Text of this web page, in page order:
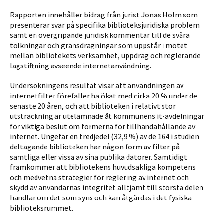
Rapporten innehåller bidrag från jurist Jonas Holm som
presenterar svar på specifika biblioteksjuridiska problem
samt en övergripande juridisk kommentar till de svåra
tolkningar och gränsdragningar som uppstår i mötet
mellan bibliotekets verksamhet, uppdrag och reglerande
lagstiftning avseende internetanvändning.
Undersökningens resultat visar att användningen av
internetfilter förefaller ha ökat med cirka 20 % under de
senaste 20 åren, och att biblioteken i relativt stor
utsträckning är utelämnade åt kommunens it-avdelningar
för viktiga beslut om formerna för tillhandahållande av
internet. Ungefär en tredjedel (32,9 %) av de 164 i studien
deltagande biblioteken har någon form av filter på
samtliga eller vissa av sina publika datorer. Samtidigt
framkommer att bibliotekens huvudsakliga kompetens
och medvetna strategier för reglering av internet och
skydd av användarnas integritet alltjämt till största delen
handlar om det som syns och kan åtgärdas i det fysiska
biblioteksrummet.